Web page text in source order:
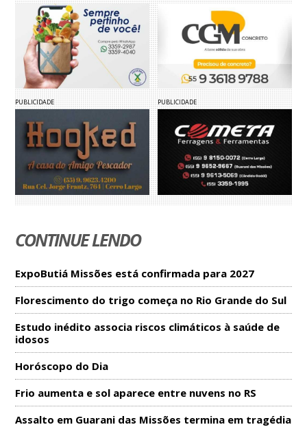
PUBLICIDADE PUBLICIDADE
CONTINUE LENDO
ExpoButiá Missões está confirmada para 2027
Florescimento do trigo começa no Rio Grande do Sul
Estudo inédito associa riscos climáticos à saúde de
idosos
Horóscopo do Dia
Frio aumenta e sol aparece entre nuvens no RS
Assalto em Guarani das Missões termina em tragédia